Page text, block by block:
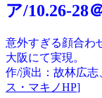
ア/10.26-28
意外すぎる顔合わ
大阪にて実現。
作/演出：故林広
ス・マキノHP]